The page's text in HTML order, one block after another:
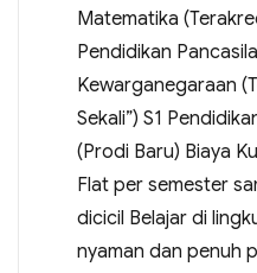
Matematika
Pendidikan
Kewarganegaraan
Sekali”) S1
(Prodi Baru) Biaya
Flat per semester
dicicil Belajar di
nyaman dan penuh